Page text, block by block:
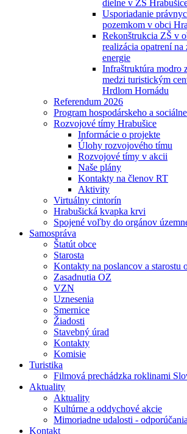
dielne v ZŠ
Usporiadanie
pozemkom v obci
Rekonštrukcia ZŠ v
realizácia opatrení na
energie
Infraštruktúra modro
medzi turistickým
Hrdlom Hornádu
Referendum 2026
Program hospodárskeho a
Rozvojové tímy Hrabušice
Informácie o projekte
Úlohy rozvojového tímu
Rozvojové tímy v akcii
Naše plány
Kontakty na členov RT
Aktivity
Virtuálny cintorín
Hrabušická kvapka krvi
Spojené voľby do orgánov
Samospráva
Štatút obce
Starosta
Kontakty na poslancov a starostu
Zasadnutia OZ
VZN
Uznesenia
Smernice
Žiadosti
Stavebný úrad
Kontakty
Komisie
Turistika
Filmová prechádzka roklinami
Aktuality
Aktuality
Kultúrne a oddychové akcie
Mimoriadne udalosti - odporúčania
Kontakt